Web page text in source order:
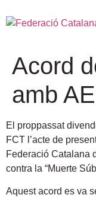
Acord
amb
El proppassat
FCT l’acte de
Federació Catalana
contra la “Muerte
Aquest acord es va